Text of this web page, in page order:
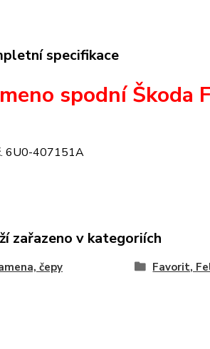
specifikace
spodní Škoda
6U0-407151A
zařazeno v kategoriích
čepy Favorit,